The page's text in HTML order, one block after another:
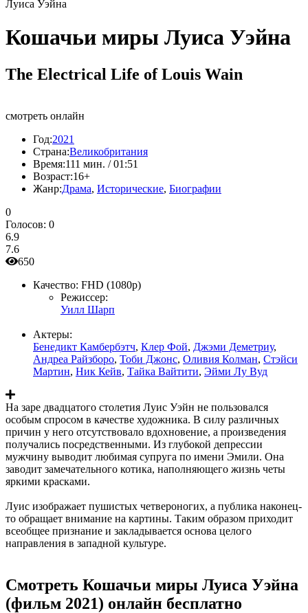
Луиса Уэйна
Кошачьи миры Луиса Уэйна
The Electrical Life of Louis Wain
смотреть онлайн
Год:2021
Страна:Великобритания
Время:111 мин. / 01:51
Возраст:16+
Жанр:Драма, Исторические, Биографии
0
Голосов: 0
6.9
7.6
650
Качество: FHD (1080p)
Режиссер:
Уилл Шарп
Актеры:
Бенедикт Камбербэтч, Клер Фой, Джэми Деметриу,
Андреа Райзборо, Тоби Джонс, Оливия Колман, Стэйси
Мартин, Ник Кейв, Тайка Вайтити, Эйми Лу Вуд
На заре двадцатого столетия Луис Уэйн не пользовался
особым спросом в качестве художника. В силу различных
причин у него отсутствовало вдохновение, а произведения
получались посредственными. Из глубокой депрессии
мужчину выводит любимая супруга по имени Эмили. Она
заводит замечательного котика, наполняющего жизнь четы
яркими красками.
Луис изображает пушистых четвероногих, а публика наконец-
то обращает внимание на картины. Таким образом приходит
всеобщее признание и закладывается основа целого
направления в западной культуре.
Смотреть Кошачьи миры Луиса Уэйна
(фильм 2021) онлайн бесплатно